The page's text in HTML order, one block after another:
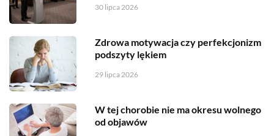
30 lipca 2026
Zdrowa motywacja czy perfekcjonizm
podszyty lękiem
29 lipca 2026
W tej chorobie nie ma okresu wolnego
od objawów